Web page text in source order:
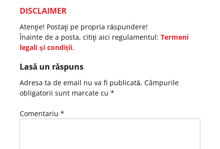
DISCLAIMER
Atenţie! Postaţi pe propria răspundere!
Înainte de a posta, citiţi aici regulamentul: Termeni
legali şi condiţii.
Lasă un răspuns
Adresa ta de email nu va fi publicată. Câmpurile
obligatorii sunt marcate cu *
Comentariu *